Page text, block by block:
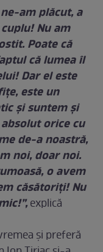
am plăcut, a
Nu am
Poate că
că lumea îl
Dar el este
este un
şi suntem şi
orice cu
de-a noastră,
noi, doar noi.
o avem
căsătoriţi! Nu
explică
și preferă